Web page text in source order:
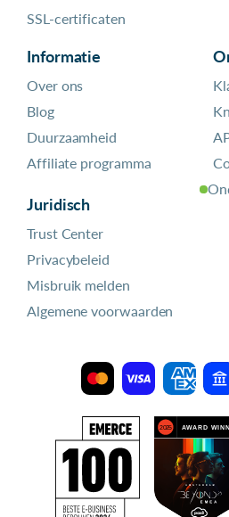
SSL-certificaten
Informatie
Over ons
Blog
Duurzaamheid
Affiliate programma
Juridisch
Trust Center
Privacybeleid
Misbruik melden
Algemene voorwaarden